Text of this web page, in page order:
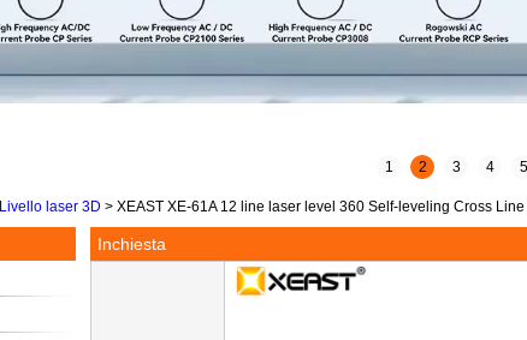
1 2 3 4 5
Livello laser 3D > XEAST XE-61A 12 line laser level 360 Self-leveling Cross
Inchiesta